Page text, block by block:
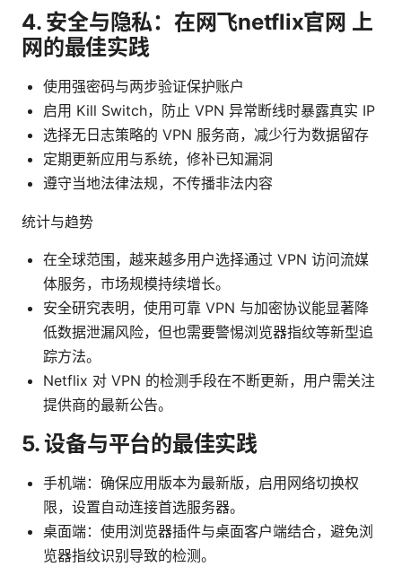
4. 安全与隐私：在网飞netflix官网 上
网的最佳实践
使用强密码与两步验证保护账户
启用 Kill Switch，防止 VPN 异常断线时暴露真实 IP
选择无日志策略的 VPN 服务商，减少行为数据留存
定期更新应用与系统，修补已知漏洞
遵守当地法律法规，不传播非法内容
统计与趋势
在全球范围，越来越多用户选择通过 VPN 访问流媒
体服务，市场规模持续增长。
安全研究表明，使用可靠 VPN 与加密协议能显著降
低数据泄漏风险，但也需要警惕浏览器指纹等新型追
踪方法。
Netflix 对 VPN 的检测手段在不断更新，用户需关注
提供商的最新公告。
5. 设备与平台的最佳实践
手机端：确保应用版本为最新版，启用网络切换权
限，设置自动连接首选服务器。
桌面端：使用浏览器插件与桌面客户端结合，避免浏
览器指纹识别导致的检测。